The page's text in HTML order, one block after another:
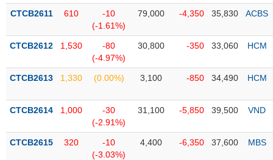
biệt
được
quỹ
mục
ETF
Cổ
CTCB2611 610
-10
(-1.61%)
79,000 -4,350 35,830 ACBS
CTCB2612 1,530
-80
(-4.97%)
30,800 -350 33,060 HCM
CTCB2613 1,330 (0.00%) 3,100 -850 34,490 HCM
CTCB2614 1,000
-30
(-2.91%)
31,100 -5,850 39,500 VND
CTCB2615 320
-10
(-3.03%)
4,400 -6,350 37,600 MBS
ĐẦU
TƯ
DỮ
MỚI